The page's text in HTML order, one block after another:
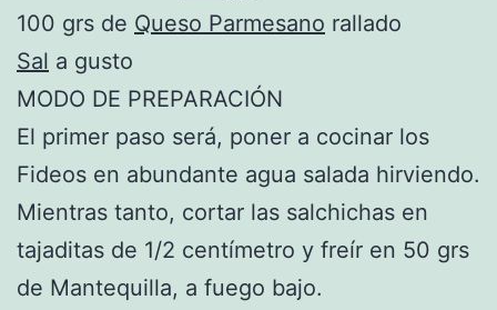
100 grs de Queso Parmesano rallado
Sal a gusto
MODO DE PREPARACIÓN
El primer paso será, poner a cocinar los
Fideos en abundante agua salada hirviendo.
Mientras tanto, cortar las salchichas en
tajaditas de 1/2 centímetro y freír en 50 grs
de Mantequilla, a fuego bajo.